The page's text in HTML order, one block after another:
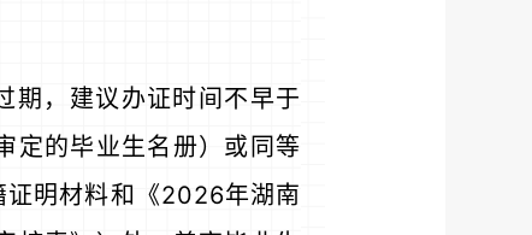
期，建议办证时间不早于
定的毕业生名册）或同等
证明材料和《2026年湖南